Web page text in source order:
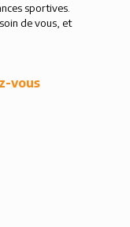
sportives.
de vous, et
vous